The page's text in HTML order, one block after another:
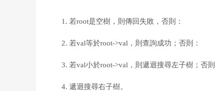
若root是空樹，則傳回失敗，否則：
若val等於root->val，則查詢成功； 否則：
若val小於root->val ，則遞迴搜尋左子樹； 否則
遞迴搜尋右子樹。